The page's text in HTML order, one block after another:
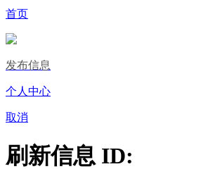
首页
发布信息
个人中心
取消
刷新信息 ID: